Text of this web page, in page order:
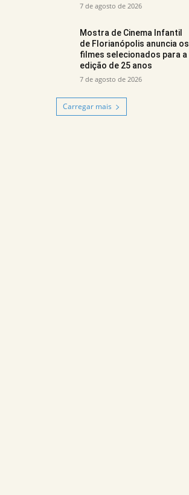
7 de agosto de 2026
Mostra de Cinema Infantil
de Florianópolis anuncia os
filmes selecionados para a
edição de 25 anos
7 de agosto de 2026
Carregar mais